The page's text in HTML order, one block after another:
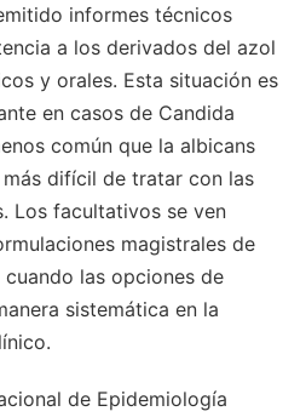
informes técnicos
a los derivados del azol
y orales. Esta situación es
en casos de Candida
común que la albicans
difícil de tratar con las
Los facultativos se ven
magistrales de
las opciones de
sistemática en la
de Epidemiología